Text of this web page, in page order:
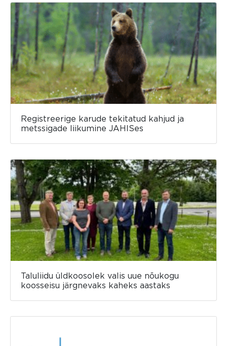
Registreerige karude tekitatud kahjud ja
metssigade liikumine JAHISes
Taluliidu üldkoosolek valis uue nõukogu
koosseisu järgnevaks kaheks aastaks